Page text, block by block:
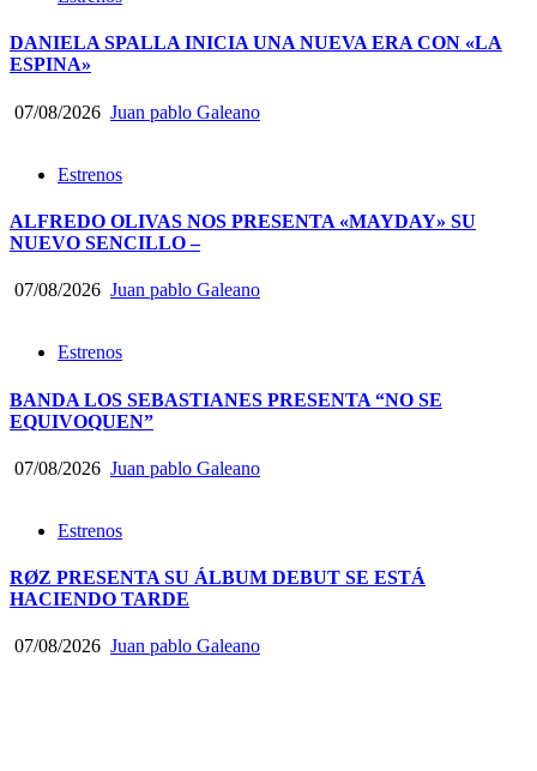
DANIELA SPALLA INICIA UNA NUEVA ERA CON «LA
ESPINA»
07/08/2026 Juan pablo Galeano
Estrenos
ALFREDO OLIVAS NOS PRESENTA «MAYDAY» SU
NUEVO SENCILLO –
07/08/2026 Juan pablo Galeano
Estrenos
BANDA LOS SEBASTIANES PRESENTA “NO SE
EQUIVOQUEN”
07/08/2026 Juan pablo Galeano
Estrenos
RØZ PRESENTA SU ÁLBUM DEBUT SE ESTÁ
HACIENDO TARDE
07/08/2026 Juan pablo Galeano